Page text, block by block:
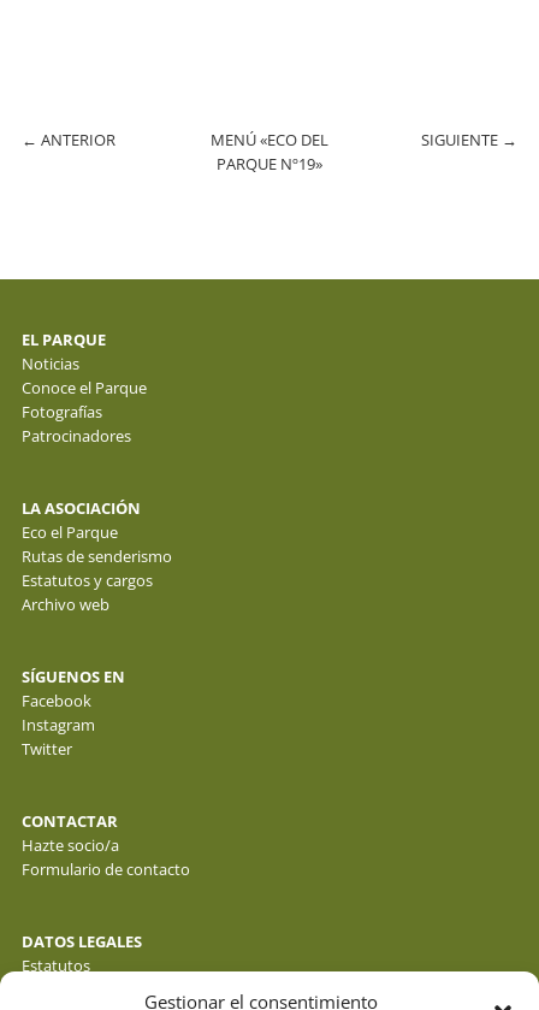
Gestionar el consentimiento
← ANTERIOR
MENÚ «ECO DEL
PARQUE Nº19»
SIGUIENTE →
EL PARQUE
Noticias
Conoce el Parque
Fotografías
Patrocinadores
LA ASOCIACIÓN
Eco el Parque
Rutas de senderismo
Estatutos y cargos
Archivo web
SÍGUENOS EN
Facebook
Instagram
Twitter
CONTACTAR
Hazte socio/a
Formulario de contacto
DATOS LEGALES
Estatutos